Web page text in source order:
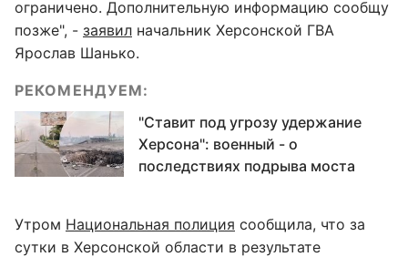
ограничено. Дополнительную информацию сообщу
позже", - заявил начальник Херсонской ГВА
Ярослав Шанько.
РЕКОМЕНДУЕМ:
"Ставит под угрозу удержание
Херсона": военный - о
последствиях подрыва моста
Утром Национальная полиция сообщила, что за
сутки в Херсонской области в результате